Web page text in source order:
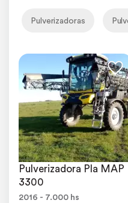
Pulverizadoras
Pulverizadora Pla MAP
3300
2016 - 7.000 hs